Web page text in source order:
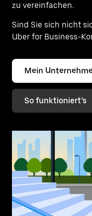
zu vereinfachen.
Sind Sie sich nicht
Uber for Business-
Mein
So funktioniert’s